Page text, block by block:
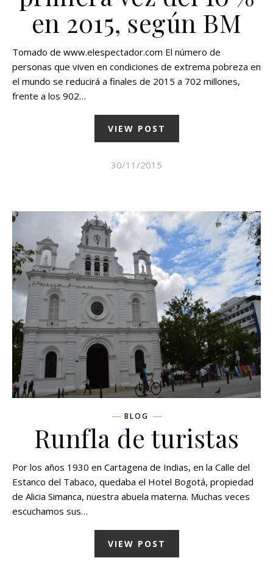
en 2015, según BM
Tomado de www.elespectador.com El número de
personas que viven en condiciones de extrema pobreza en
el mundo se reducirá a finales de 2015 a 702 millones,
frente a los 902…
VIEW POST
30/11/2015
BLOG
Runfla de turistas
Por los años 1930 en Cartagena de Indias, en la Calle del
Estanco del Tabaco, quedaba el Hotel Bogotá, propiedad
de Alicia Simanca, nuestra abuela materna. Muchas veces
escuchamos sus…
VIEW POST